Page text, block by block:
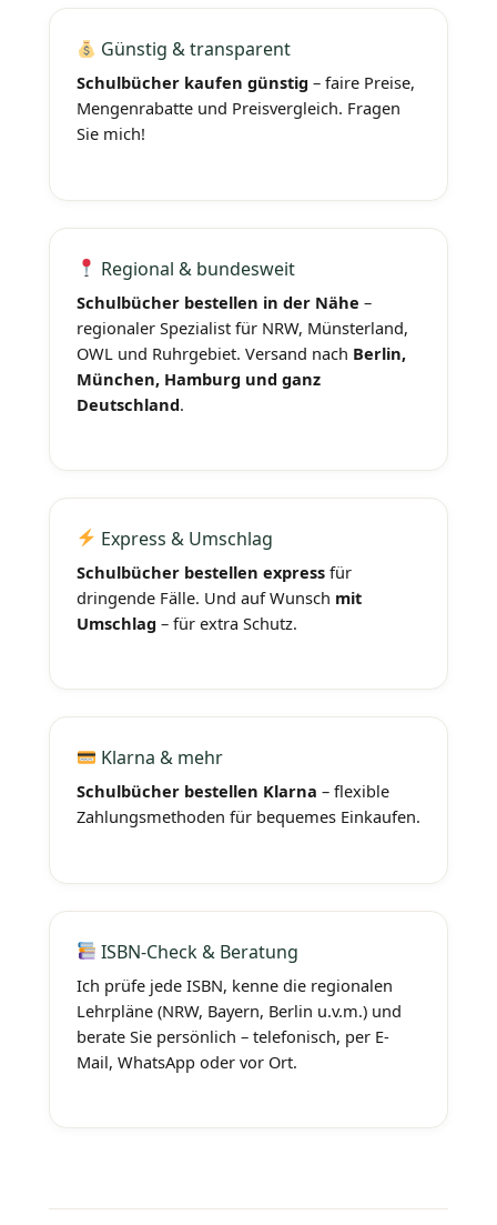
Günstig & transparent
Schulbücher kaufen günstig – faire Preise,
Mengenrabatte und Preisvergleich. Fragen
Sie mich!
Regional & bundesweit
Schulbücher bestellen in der Nähe –
regionaler Spezialist für NRW, Münsterland,
OWL und Ruhrgebiet. Versand nach Berlin,
München, Hamburg und ganz
Deutschland.
Express & Umschlag
Schulbücher bestellen express für
dringende Fälle. Und auf Wunsch mit
Umschlag – für extra Schutz.
Klarna & mehr
Schulbücher bestellen Klarna – flexible
Zahlungsmethoden für bequemes Einkaufen.
ISBN-Check & Beratung
Ich prüfe jede ISBN, kenne die regionalen
Lehrpläne (NRW, Bayern, Berlin u.v.m.) und
berate Sie persönlich – telefonisch, per E-
Mail, WhatsApp oder vor Ort.